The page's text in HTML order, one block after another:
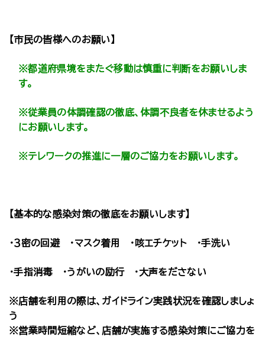
【市民の皆様へのお願い】
※都道府県境をまたぐ移動は慎重に判断をお願いしま
す。
※従業員の体調確認の徹底、体調不良者を休ませるよう
にお願いします。
※テレワークの推進に一層のご協力をお願いします。
【基本的な感染対策の徹底をお願いします】
・３密の回避 ・マスク着用 ・咳エチケット ・手洗い
・手指消毒 ・うがいの励行 ・大声をださない
※店舗を利用の際は、ガイドライン実践状況を確認しましょ
う
※営業時間短縮など、店舗が実施する感染対策にご協力を